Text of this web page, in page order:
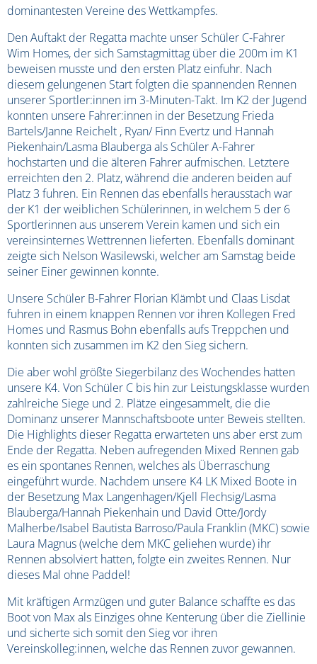
dominantesten Vereine des Wettkampfes.
Den Auftakt der Regatta machte unser Schüler C-Fahrer
Wim Homes, der sich Samstagmittag über die 200m im K1
beweisen musste und den ersten Platz einfuhr. Nach
diesem gelungenen Start folgten die spannenden Rennen
unserer Sportler:innen im 3-Minuten-Takt. Im K2 der Jugend
konnten unsere Fahrer:innen in der Besetzung Frieda
Bartels/Janne Reichelt , Ryan/ Finn Evertz und Hannah
Piekenhain/Lasma Blauberga als Schüler A-Fahrer
hochstarten und die älteren Fahrer aufmischen. Letztere
erreichten den 2. Platz, während die anderen beiden auf
Platz 3 fuhren. Ein Rennen das ebenfalls herausstach war
der K1 der weiblichen Schülerinnen, in welchem 5 der 6
Sportlerinnen aus unserem Verein kamen und sich ein
vereinsinternes Wettrennen lieferten. Ebenfalls dominant
zeigte sich Nelson Wasilewski, welcher am Samstag beide
seiner Einer gewinnen konnte.
Unsere Schüler B-Fahrer Florian Klämbt und Claas Lisdat
fuhren in einem knappen Rennen vor ihren Kollegen Fred
Homes und Rasmus Bohn ebenfalls aufs Treppchen und
konnten sich zusammen im K2 den Sieg sichern.
Die aber wohl größte Siegerbilanz des Wochendes hatten
unsere K4. Von Schüler C bis hin zur Leistungsklasse wurden
zahlreiche Siege und 2. Plätze eingesammelt, die die
Dominanz unserer Mannschaftsboote unter Beweis stellten.
Die Highlights dieser Regatta erwarteten uns aber erst zum
Ende der Regatta. Neben aufregenden Mixed Rennen gab
es ein spontanes Rennen, welches als Überraschung
eingeführt wurde. Nachdem unsere K4 LK Mixed Boote in
der Besetzung Max Langenhagen/Kjell Flechsig/Lasma
Blauberga/Hannah Piekenhain und David Otte/Jordy
Malherbe/Isabel Bautista Barroso/Paula Franklin (MKC) sowie
Laura Magnus (welche dem MKC geliehen wurde) ihr
Rennen absolviert hatten, folgte ein zweites Rennen. Nur
dieses Mal ohne Paddel!
Mit kräftigen Armzügen und guter Balance schaffte es das
Boot von Max als Einziges ohne Kenterung über die Ziellinie
und sicherte sich somit den Sieg vor ihren
Vereinskolleg:innen, welche das Rennen zuvor gewannen.